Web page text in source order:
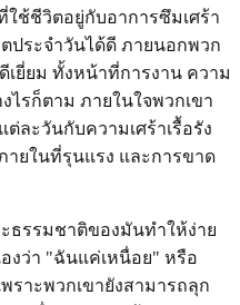
ช้ชีวิตอยู่กับอาการซึมเศร้า
ประจำวันได้ดี ภายนอกพวก
เยี่ยม ทั้งหน้าที่การงาน ความ
รก็ตาม ภายในใจพวกเขา
ละวันกับความเศร้าเรื้อรัง
ายในที่รุนแรง และการขาด
ะธรรมชาติของมันทำให้ง่าย
งว่า "ฉันแค่เหนื่อย" หรือ
ราะพวกเขายังสามารถลุก